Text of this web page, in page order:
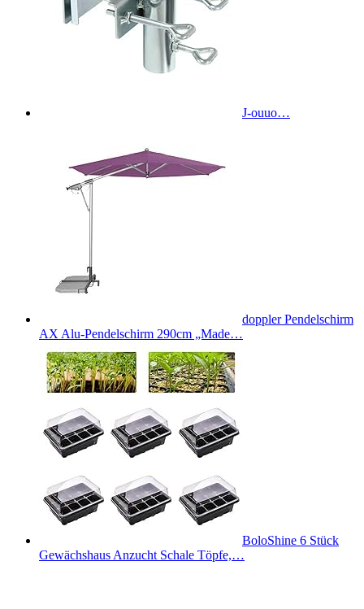
J-ouuo…
doppler Pendelschirm
AX Alu-Pendelschirm 290cm „Made…
BoloShine 6 Stück
Gewächshaus Anzucht Schale Töpfe,…